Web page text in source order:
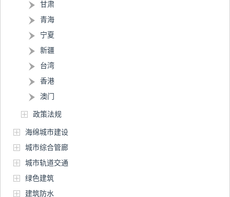
甘肃
青海
宁夏
新疆
台湾
香港
澳门
政策法规
海绵城市建设
城市综合管廊
城市轨道交通
绿色建筑
建筑防水